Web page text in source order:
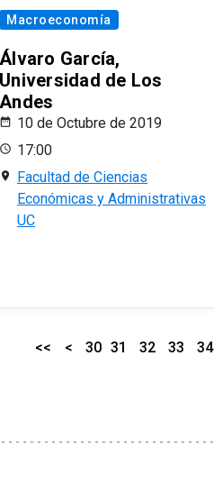
Macroeconomía
Álvaro García,
Universidad de Los
Andes
10 de Octubre de 2019
17:00
Facultad de Ciencias
Económicas y Administrativas
UC
<< < 30 31 32 33 34